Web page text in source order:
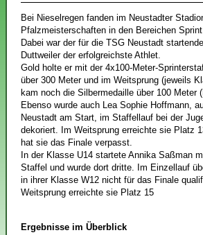
Bei Nieselregen fanden im Neustadter
Pfalzmeisterschaften in den Bereichen
Dabei war der für die TSG Neustadt
Duttweiler der erfolgreichste Athlet.
Gold holte er mit der 4x100-Meter-
über 300 Meter und im Weitsprung (jeweils
kam noch die Silbermedaille über 100 Meter
Ebenso wurde auch Lea Sophie Hoffmann,
Neustadt am Start, im Staffellauf bei der
dekoriert. Im Weitsprung erreichte sie Platz
hat sie das Finale verpasst.
In der Klasse U14 startete Annika Saßman
Staffel und wurde dort dritte. Im Einzellauf
in ihrer Klasse W12 nicht für das Finale
Weitsprung erreichte sie Platz 15
Ergebnisse im Überblick